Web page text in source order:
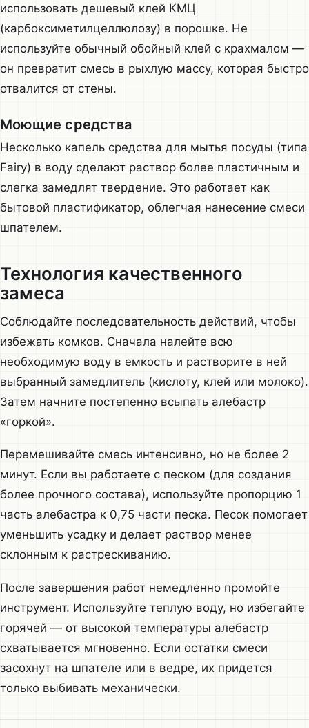
использовать дешевый клей КМЦ
(карбоксиметилцеллюлозу) в порошке. Не
используйте обычный обойный клей с крахмалом —
он превратит смесь в рыхлую массу, которая быстро
отвалится от стены.
Моющие средства
Несколько капель средства для мытья посуды (типа
Fairy) в воду сделают раствор более пластичным и
слегка замедлят твердение. Это работает как
бытовой пластификатор, облегчая нанесение смеси
шпателем.
Технология качественного
замеса
Соблюдайте последовательность действий, чтобы
избежать комков. Сначала налейте всю
необходимую воду в емкость и растворите в ней
выбранный замедлитель (кислоту, клей или молоко).
Затем начните постепенно всыпать алебастр
«горкой».
Перемешивайте смесь интенсивно, но не более 2
минут. Если вы работаете с песком (для создания
более прочного состава), используйте пропорцию 1
часть алебастра к 0,75 части песка. Песок помогает
уменьшить усадку и делает раствор менее
склонным к растрескиванию.
После завершения работ немедленно промойте
инструмент. Используйте теплую воду, но избегайте
горячей — от высокой температуры алебастр
схватывается мгновенно. Если остатки смеси
засохнут на шпателе или в ведре, их придется
только выбивать механически.